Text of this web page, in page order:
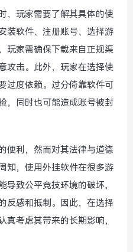
，玩家需要了解其具体的使
装软件、注册账号、选择游
玩家需确保下载来自正规渠
攻击。此外，玩家在选择使
过度依赖。过分倚靠软件可
，同时也可能造成账号被封
便利，然而对其法律与道德
知，使用外挂软件在很多游
导致公平竞技环境的破坏，
反感和抵制。因此，在选择
真考虑其带来的长期影响，